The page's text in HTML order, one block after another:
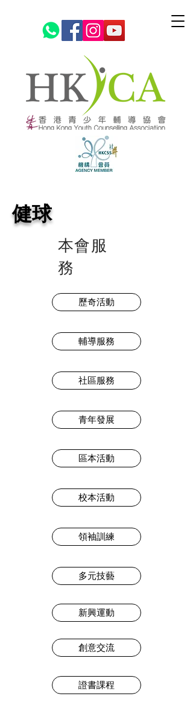
健球
本會服
務
歷奇活動
輔導服務
社區服務
青年發展
區本活動
校本活動
領袖訓練
多元技藝
新興運動
創意交流
證書課程